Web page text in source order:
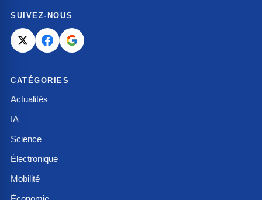
SUIVEZ-NOUS
CATÉGORIES
Actualités
IA
Science
Électronique
Mobilité